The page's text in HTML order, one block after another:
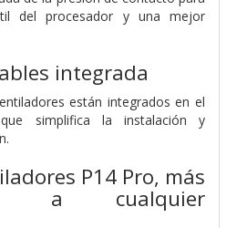
del procesador y una mejor
integrada
están integrados en el
simplifica la instalación y
P14 Pro, más
a cualquier